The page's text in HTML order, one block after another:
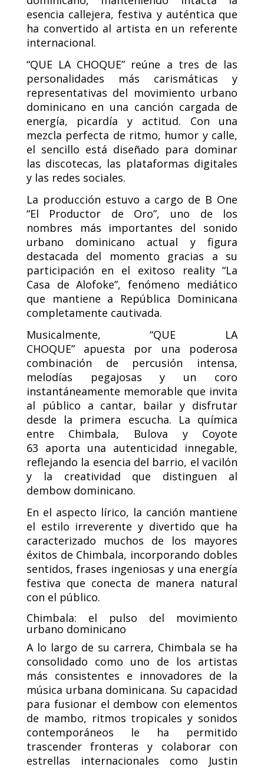
esencia callejera, festiva y auténtica que
ha convertido al artista en un referente
internacional.
“QUE LA CHOQUE” reúne a tres de las
personalidades más carismáticas y
representativas del movimiento urbano
dominicano en una canción cargada de
energía, picardía y actitud. Con una
mezcla perfecta de ritmo, humor y calle,
el sencillo está diseñado para dominar
las discotecas, las plataformas digitales
y las redes sociales.
La producción estuvo a cargo de B One
“El Productor de Oro”, uno de los
nombres más importantes del sonido
urbano dominicano actual y figura
destacada del momento gracias a su
participación en el exitoso reality “La
Casa de Alofoke”, fenómeno mediático
que mantiene a República Dominicana
completamente cautivada.
Musicalmente, “QUE LA
CHOQUE” apuesta por una poderosa
combinación de percusión intensa,
melodías pegajosas y un coro
instantáneamente memorable que invita
al público a cantar, bailar y disfrutar
desde la primera escucha. La química
entre Chimbala, Bulova y Coyote
63 aporta una autenticidad innegable,
reflejando la esencia del barrio, el vacilón
y la creatividad que distinguen al
dembow dominicano.
En el aspecto lírico, la canción mantiene
el estilo irreverente y divertido que ha
caracterizado muchos de los mayores
éxitos de Chimbala, incorporando dobles
sentidos, frases ingeniosas y una energía
festiva que conecta de manera natural
con el público.
Chimbala: el pulso del movimiento
urbano dominicano
A lo largo de su carrera, Chimbala se ha
consolidado como uno de los artistas
más consistentes e innovadores de la
música urbana dominicana. Su capacidad
para fusionar el dembow con elementos
de mambo, ritmos tropicales y sonidos
contemporáneos le ha permitido
trascender fronteras y colaborar con
estrellas internacionales como Justin